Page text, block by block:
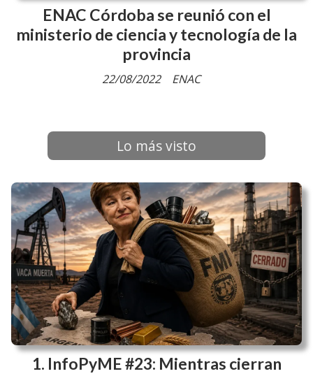
ENAC Córdoba se reunió con el
ministerio de ciencia y tecnología de la
provincia
ENAC
22/08/2022
Lo más visto
InfoPyME #23: Mientras cierran